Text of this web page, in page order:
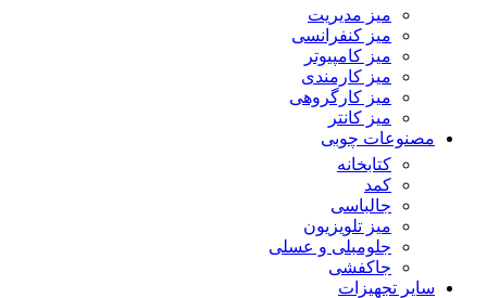
میز مدیریت
میز کنفرانسی
میز کامپیوتر
میز کارمندی
میز کارگروهی
میز کانتر
مصنوعات چوبی
کتابخانه
کمد
جالباسی
میز تلویزیون
جلومبلی و عسلی
جاکفشی
سایر تجهیزات